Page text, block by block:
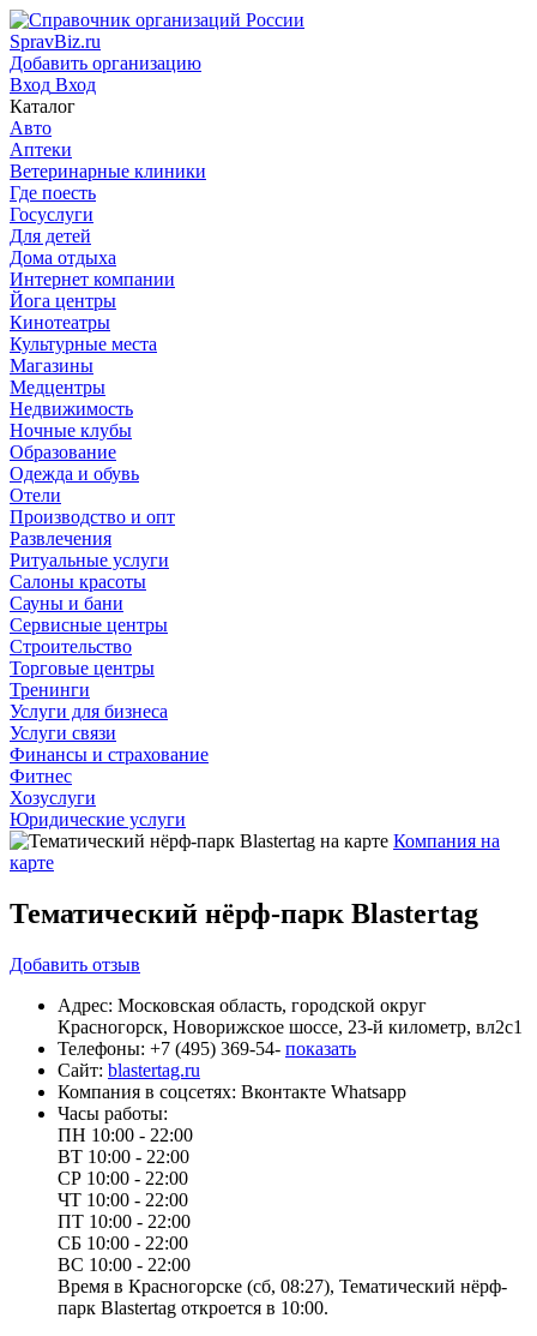
SpravBiz.ru
Добавить организацию
Вход Вход
Каталог
Авто
Аптеки
Ветеринарные клиники
Где поесть
Госуслуги
Для детей
Дома отдыха
Интернет компании
Йога центры
Кинотеатры
Культурные места
Магазины
Медцентры
Недвижимость
Ночные клубы
Образование
Одежда и обувь
Отели
Производство и опт
Развлечения
Ритуальные услуги
Салоны красоты
Сауны и бани
Сервисные центры
Строительство
Торговые центры
Тренинги
Услуги для бизнеса
Услуги связи
Финансы и страхование
Фитнес
Хозуслуги
Юридические услуги
Компания на
карте
Тематический нёрф-парк Blastertag
Добавить отзыв
Адрес: Московская область, городской округ
Красногорск, Новорижское шоссе, 23-й километр, вл2с1
Телефоны: +7 (495) 369-54- показать
Сайт: blastertag.ru
Компания в соцсетях: Вконтакте Whatsapp
Часы работы:
ПН 10:00 - 22:00
ВТ 10:00 - 22:00
СР 10:00 - 22:00
ЧТ 10:00 - 22:00
ПТ 10:00 - 22:00
СБ 10:00 - 22:00
ВС 10:00 - 22:00
Время в Красногорске (сб, 08:27), Тематический нёрф-
парк Blastertag откроется в 10:00.